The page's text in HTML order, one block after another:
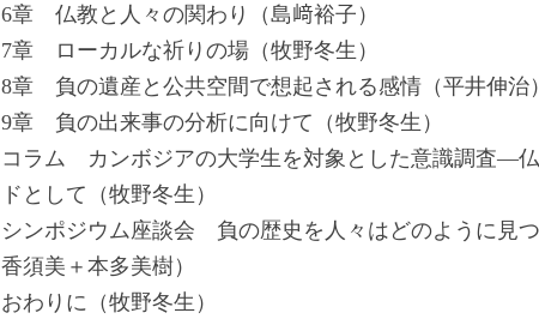
6章 仏教と人々の関わり（島﨑裕子）
7章 ローカルな祈りの場（牧野冬生）
8章 負の遺産と公共空間で想起される感情（平井伸治）
9章 負の出来事の分析に向けて（牧野冬生）
コラム カンボジアの大学生を対象とした意識調査―
ドとして（牧野冬生）
シンポジウム座談会 負の歴史を人々はどのように見
香須美＋本多美樹）
おわりに（牧野冬生）